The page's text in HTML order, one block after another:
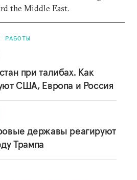
the Middle East.
РАБОТЫ
при талибах. Как
США, Европа и Россия
державы реагируют
Трампа